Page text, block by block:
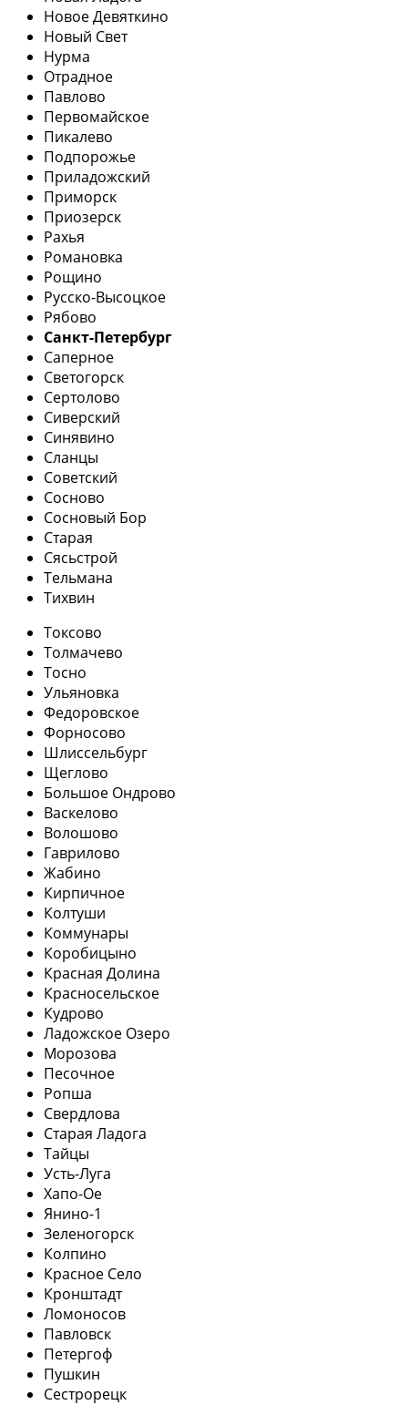
Новое Девяткино
Новый Свет
Нурма
Отрадное
Павлово
Первомайское
Пикалево
Подпорожье
Приладожский
Приморск
Приозерск
Рахья
Романовка
Рощино
Русско-Высоцкое
Рябово
Санкт-Петербург
Саперное
Светогорск
Сертолово
Сиверский
Синявино
Сланцы
Советский
Сосново
Сосновый Бор
Старая
Сясьстрой
Тельмана
Тихвин
Токсово
Толмачево
Тосно
Ульяновка
Федоровское
Форносово
Шлиссельбург
Щеглово
Большое Ондрово
Васкелово
Волошово
Гаврилово
Жабино
Кирпичное
Колтуши
Коммунары
Коробицыно
Красная Долина
Красносельское
Кудрово
Ладожское Озеро
Морозова
Песочное
Ропша
Свердлова
Старая Ладога
Тайцы
Усть-Луга
Хапо-Ое
Янино-1
Зеленогорск
Колпино
Красное Село
Кронштадт
Ломоносов
Павловск
Петергоф
Пушкин
Сестрорецк